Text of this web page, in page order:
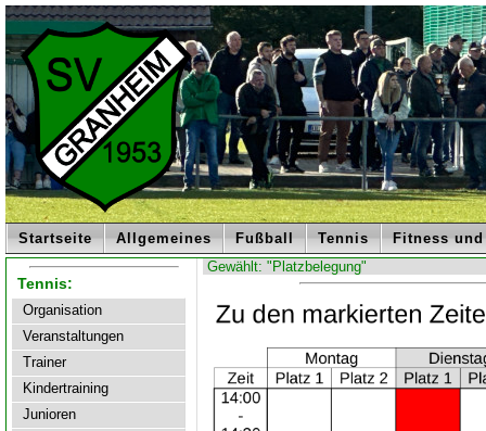
Startseite Allgemeines Fußball Tennis Fitness
Tennis:
Organisation
Veranstaltungen
Trainer
Kindertraining
Junioren
Gewählt: "Platzbelegung"